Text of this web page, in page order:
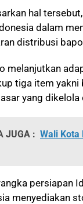
hal
dalam
distribusi
melanjutkan
tiga item yakni
yang dikelola
JUGA : Wali Kota
persiapan
menyediakan